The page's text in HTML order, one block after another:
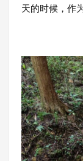
天的时候，作